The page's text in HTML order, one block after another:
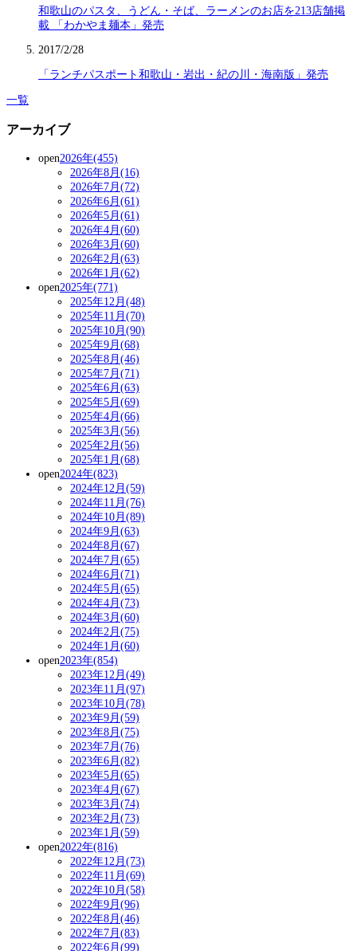
和歌山のパスタ、うどん・そば、ラーメンのお店を213店舗掲
載 「わかやま麺本」発売
2017/2/28
「ランチパスポート和歌山・岩出・紀の川・海南版」発売
一覧
アーカイブ
open2026年(455)
2026年8月(16)
2026年7月(72)
2026年6月(61)
2026年5月(61)
2026年4月(60)
2026年3月(60)
2026年2月(63)
2026年1月(62)
open2025年(771)
2025年12月(48)
2025年11月(70)
2025年10月(90)
2025年9月(68)
2025年8月(46)
2025年7月(71)
2025年6月(63)
2025年5月(69)
2025年4月(66)
2025年3月(56)
2025年2月(56)
2025年1月(68)
open2024年(823)
2024年12月(59)
2024年11月(76)
2024年10月(89)
2024年9月(63)
2024年8月(67)
2024年7月(65)
2024年6月(71)
2024年5月(65)
2024年4月(73)
2024年3月(60)
2024年2月(75)
2024年1月(60)
open2023年(854)
2023年12月(49)
2023年11月(97)
2023年10月(78)
2023年9月(59)
2023年8月(75)
2023年7月(76)
2023年6月(82)
2023年5月(65)
2023年4月(67)
2023年3月(74)
2023年2月(73)
2023年1月(59)
open2022年(816)
2022年12月(73)
2022年11月(69)
2022年10月(58)
2022年9月(96)
2022年8月(46)
2022年7月(83)
2022年6月(99)